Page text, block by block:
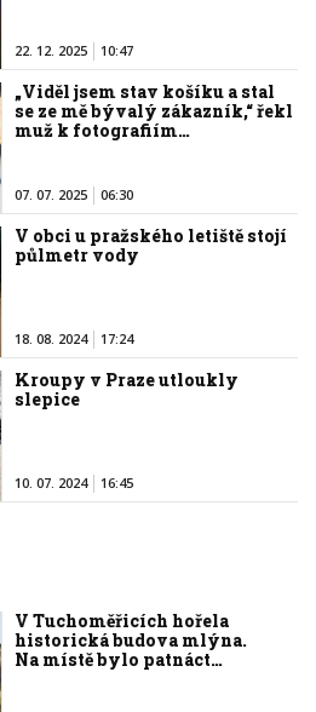
22. 12. 2025 10:47
„Viděl jsem stav košíku a stal
se ze mě bývalý zákazník,“ řekl
muž k fotografiím…
07. 07. 2025 06:30
V obci u pražského letiště stojí
půlmetr vody
18. 08. 2024 17:24
Kroupy v Praze utloukly
slepice
10. 07. 2024 16:45
V Tuchoměřicích hořela
historická budova mlýna.
Na místě bylo patnáct…